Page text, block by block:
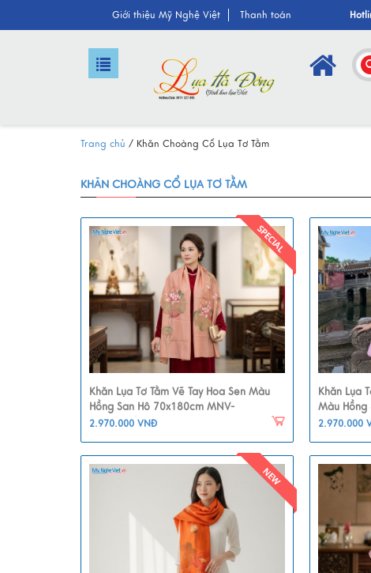
Giới thiệu Mỹ Nghệ Việt Thanh toán
Trang chủ / Khăn Choàng Cổ Lụa Tơ Tằm
KHĂN CHOÀNG CỔ LỤA TƠ TẰM
Khăn Lụa Tơ Tằm Vẽ Tay Hoa Sen Màu
Hồng San Hô 70x180cm MNV-
PT70180/16
2.970.000 VNĐ
Khăn Lụa
Màu
2.970.000